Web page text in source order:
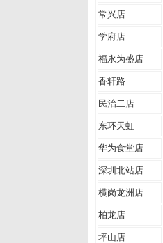
常兴店
学府店
福永为盛店
香轩路
民治二店
东环天虹
华为食堂店
深圳北站店
横岗龙洲店
柏龙店
坪山店